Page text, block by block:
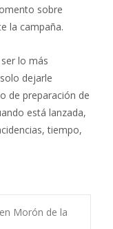
sobre
la campaña.
lo más
dejarle
de preparación de
está lanzada,
tiempo,
Morón de la